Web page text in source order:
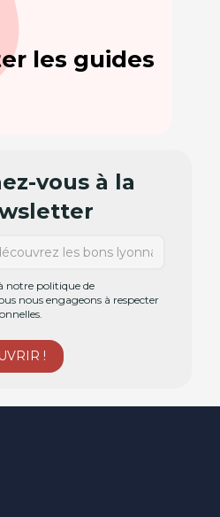
les guides
vous à la
notre politique de
nous engageons à respecter